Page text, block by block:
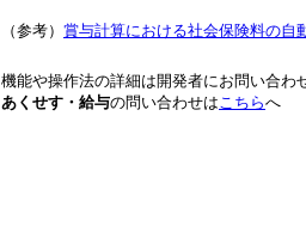
（参考） 賞与計算における社会保険料の自
機能や操作法の詳細は開発者にお問い合わ
あくせす・給与の問い合わせはこちらへ